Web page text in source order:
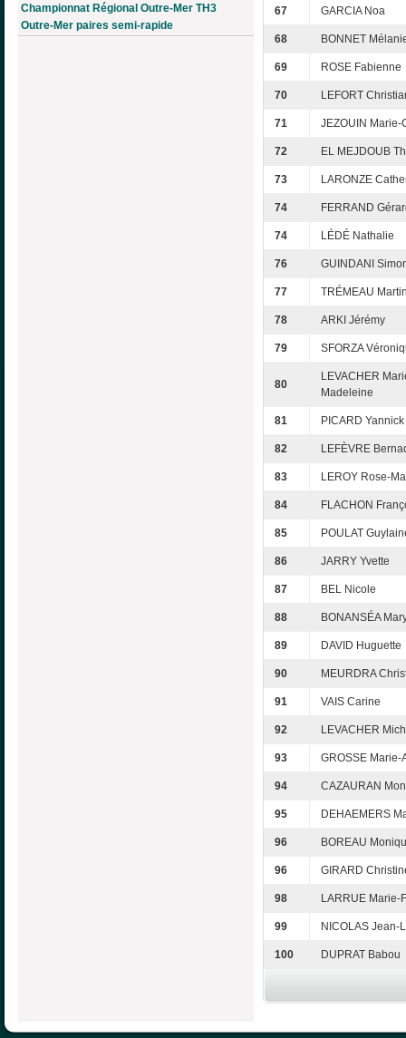
Championnat Régional Outre-Mer TH3
Outre-Mer paires semi-rapide
67 GARCIA Noa
68 BONNET
69 ROSE Fabienne
70 LEFORT
71 JEZOUIN Marie-
72 EL MEJDOUB
73 LARONZE
74 FERRAND
74 LÉDÉ Nathalie
76 GUINDANI
77 TRÉMEAU
78 ARKI Jérémy
79 SFORZA
80
LEVACHER
Madeleine
81 PICARD Yannick
82 LEFÈVRE
83 LEROY Rose-
84 FLACHON
85 POULAT
86 JARRY Yvette
87 BEL Nicole
88 BONANSÉA
89 DAVID Huguette
90 MEURDRA
91 VAIS Carine
92 LEVACHER
93 GROSSE Marie-
94 CAZAURAN
95 DEHAEMERS
96 BOREAU
96 GIRARD
98 LARRUE Marie-
99 NICOLAS Jean-
100 DUPRAT Babou